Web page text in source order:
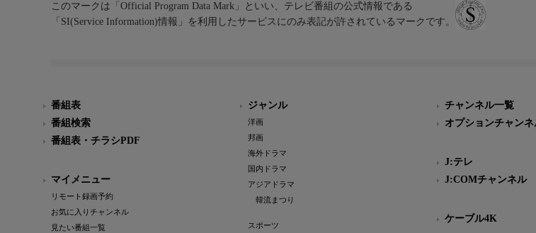
このマークは「Official Program Data Mark」といい、テレビ番組の公式情報である
「SI(Service Information)情報」を利用したサービスにのみ表記が許されているマークです。
番組表
番組検索
番組表・チラシPDF
マイメニュー
リモート録画予約
お気に入りチャンネル
見たい番組一覧
ジャンル
洋画
邦画
海外ドラマ
国内ドラマ
アジアドラマ
韓流まつり
スポーツ
チャンネル一覧
オプションチャンネ
J:テレ
J:COMチャンネル
ケーブル4K